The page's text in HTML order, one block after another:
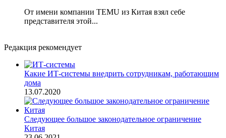
От имени компании TEMU из Китая взял себе
представителя этой...
Редакция рекомендует
Какие ИТ-системы внедрить сотрудникам, работающим
дома
13.07.2020
Следующее большое законодательное ограничение
Китая